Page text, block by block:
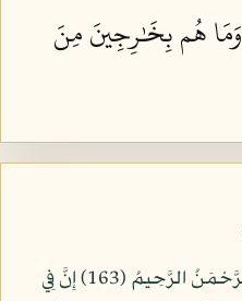
هُم بِخَٰرِجِينَ مِنَ
وَإِلَهُكُمْ إِلَهٌ وَاحِدٌ لاَّ إِلَهَ إِلاَّ هُوَ الرَّحْمَنُ الرَّحِيمُ (163) إِنَّ فِي